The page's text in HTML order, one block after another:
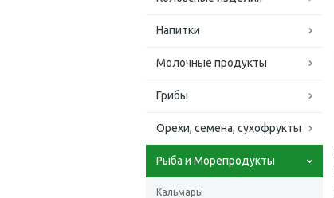
Напитки
Молочные продукты
Грибы
Орехи, семена, сухофрукты
Рыба и Морепродукты
Кальмары